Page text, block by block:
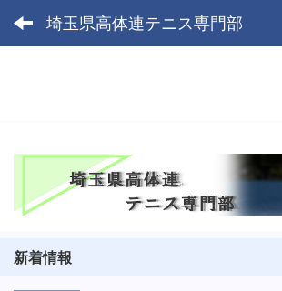
埼玉県高体連テニス専門部
新着情報